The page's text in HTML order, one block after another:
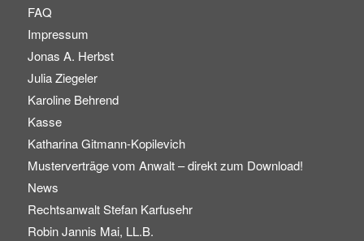
FAQ
Impressum
Jonas A. Herbst
Julia Ziegeler
Karoline Behrend
Kasse
Katharina Gitmann-Kopilevich
Musterverträge vom Anwalt – direkt zum Download!
News
Rechtsanwalt Stefan Karfusehr
Robin Jannis Mai, LL.B.